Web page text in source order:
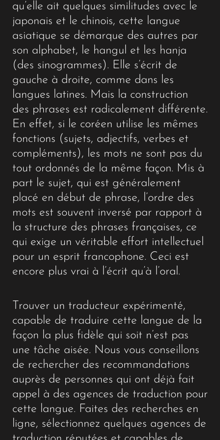
qu’elle ait quelques similitudes avec le
japonais et le chinois, cette langue
asiatique se démarque des autres par
son alphabet, le hangul et les hanja
(des sinogrammes). Elle s’écrit de
gauche à droite, comme dans les
langues latines. Mais la construction
des phrases est radicalement différente.
En effet, si le coréen utilise les mêmes
fonctions (sujets, adjectifs, verbes et
compléments), les mots ne sont pas du
tout ordonnés de la même façon. Mis à
part le sujet, qui est généralement
placé en début de phrase, l’ordre des
mots est souvent inversé par rapport à
la structure des phrases françaises, ce
qui exige un véritable effort intellectuel
pour un esprit francophone. Ceci est
encore plus vrai à l’écrit qu’à l’oral.
Trouver un traducteur expérimenté,
capable de traduire cette langue de la
façon la plus fidèle qui soit n’est pas
une tâche aisée. Nous vous conseillons
de rechercher des recommandations
auprès de personnes qui ont déjà fait
appel à des agences de traduction pour
cette langue. Faites des recherches en
ligne, sélectionnez quelques agences de